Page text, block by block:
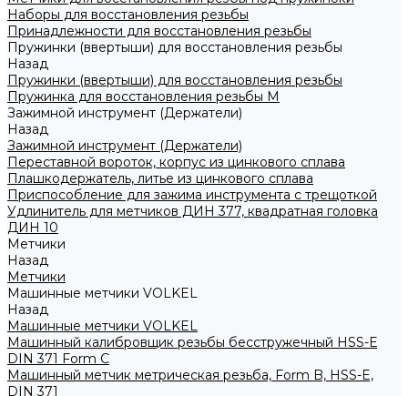
Наборы для восстановления резьбы
Принадлежности для восстановления резьбы
Пружинки (ввертыши) для восстановления резьбы
Назад
Пружинки (ввертыши) для восстановления резьбы
Пружинка для восстановления резьбы M
Зажимной инструмент (Держатели)
Назад
Зажимной инструмент (Держатели)
Переставной вороток, корпус из цинкового сплава
Плашкодержатель, литье из цинкового сплава
Приспособление для зажима инструмента с трещоткой
Удлинитель для метчиков ДИН 377, квадратная головка
ДИН 10
Метчики
Назад
Метчики
Машинные метчики VOLKEL
Назад
Машинные метчики VOLKEL
Машинный калибровщик резьбы бесстружечный HSS-Е
DIN 371 Form C
Машинный метчик метрическая резьба, Form B, HSS-E,
DIN 371